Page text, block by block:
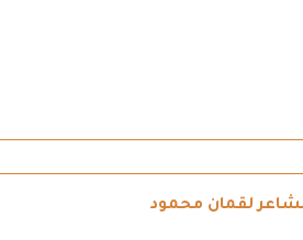
لقمان محمود